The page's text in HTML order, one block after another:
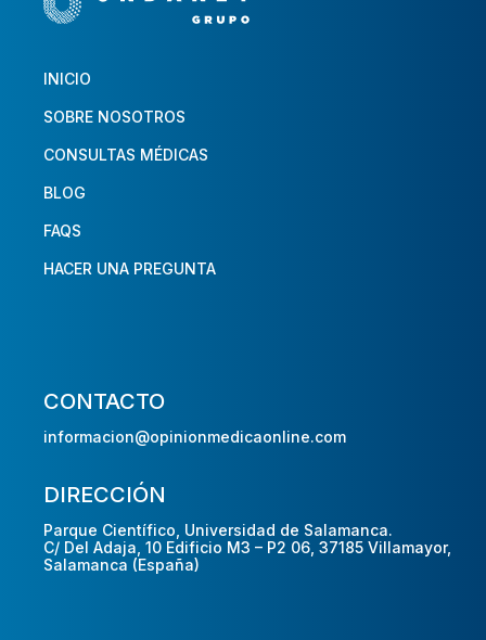
INICIO
SOBRE NOSOTROS
CONSULTAS MÉDICAS
BLOG
FAQS
HACER UNA PREGUNTA
CONTACTO
informacion@opinionmedicaonline.com
DIRECCIÓN
Parque Científico, Universidad de Salamanca.
C/ Del Adaja, 10 Edificio M3 – P2 06, 37185 Villamayor,
Salamanca (España)